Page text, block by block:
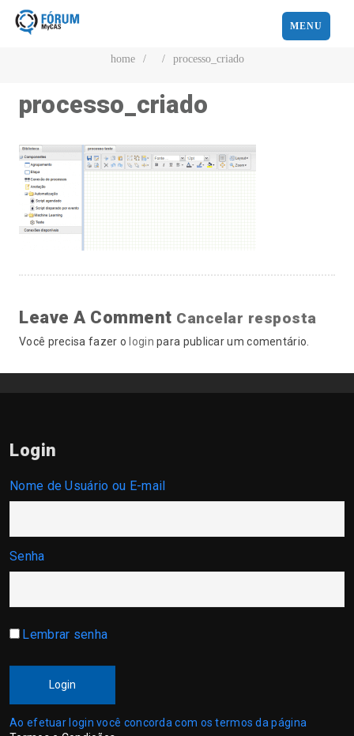
MENU
home / / processo_criado
processo_criado
Leave A Comment Cancelar resposta
Você precisa fazer o login para publicar um comentário.
Login
Nome de Usuário ou E-mail
Senha
Lembrar senha
Login
Ao efetuar login você concorda com os termos da página